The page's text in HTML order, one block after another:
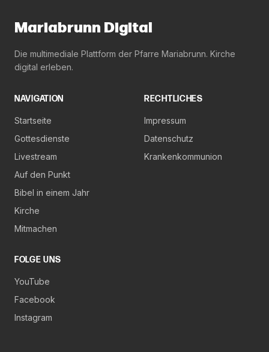
Mariabrunn Digital
Die multimediale Plattform der Pfarre Mariabrunn. Kirche
digital erleben.
NAVIGATION
Startseite
Gottesdienste
Livestream
Auf den Punkt
Bibel in einem Jahr
Kirche
Mitmachen
RECHTLICHES
Impressum
Datenschutz
Krankenkommunion
FOLGE UNS
YouTube
Facebook
Instagram